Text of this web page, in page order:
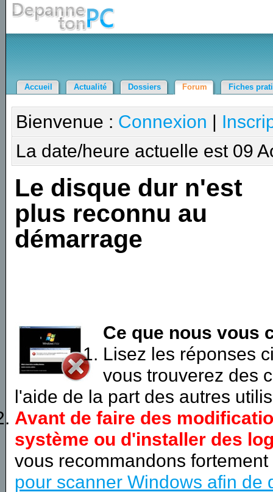
Accueil Actualité Dossiers Forum Fiches
Bienvenue : Connexion |
La date/heure actuelle est 09
Le disque dur n'est
plus reconnu au
démarrage
Ce que nous vous
Lisez les réponses
vous trouverez des
l'aide de la part des autres
Avant de faire des
système ou d'installer des
vous recommandons
pour scanner Windows afin de